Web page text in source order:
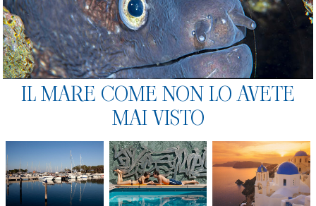
IL MARE COME NON LO AVETE
MAI VISTO